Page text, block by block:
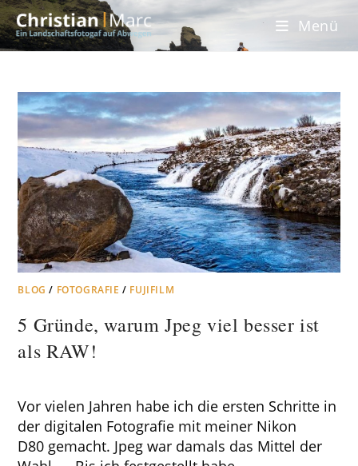
Menü
BLOG / FOTOGRAFIE / FUJIFILM
5 Gründe, warum Jpeg viel besser ist
als RAW!
Vor vielen Jahren habe ich die ersten Schritte in
der digitalen Fotografie mit meiner Nikon
D80 gemacht. Jpeg war damals das Mittel der